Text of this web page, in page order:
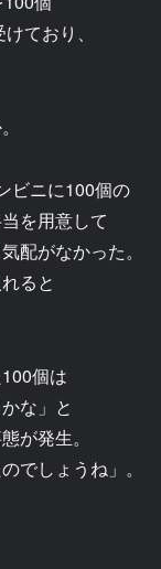
ており、
ビニに100個の
を用意して
配がなかった。
ると
個は
な」と
が発生。
でしょうね」。